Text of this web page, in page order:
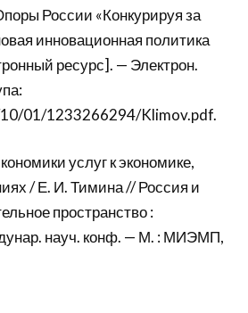
России «Конкурируя за
инновационная политика
ресурс]. — Электрон.
01/1233266294/Klimov.pdf.
услуг к экономике,
/ Е. И. Тимина // Россия и
пространство :
науч. конф. — М. : МИЭМП,